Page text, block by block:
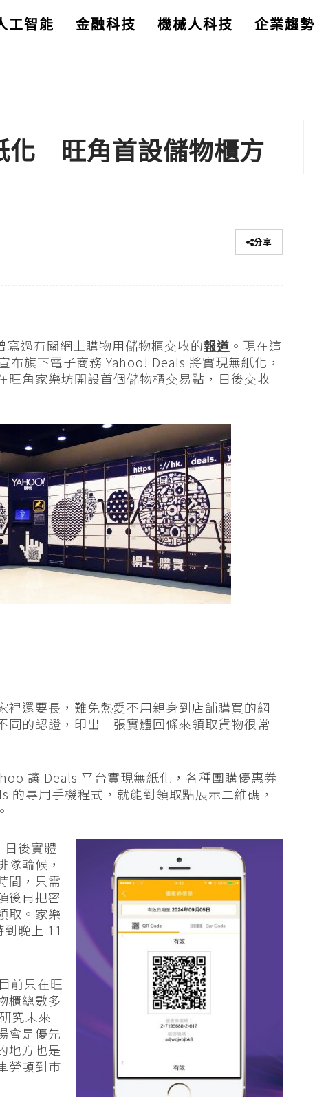
工智能 金融科技 機械人科技 企業趨勢
化 旺角首設儲物櫃方
分享
過有關網上購物用儲物櫃交收的報道 。現在這
布旗下電子商務 Yahoo! Deals 將實現無紙化，
角家樂坊開設首個儲物櫃交易點，日後交收
還要長，難免熱愛不用親身到店舖購買的網
的認證，印出一張實體回條來領取貨物很常
讓 Deals 平台實現無紙化，各種團購優惠券
的專用手機程式，就能到領取點展示二維碼，
後實體
輪候，
間，只需
後再把密
取。家樂
晚上 11
前只在旺
櫃總數多
究未來
會是優先
地方也是
勞頓到市